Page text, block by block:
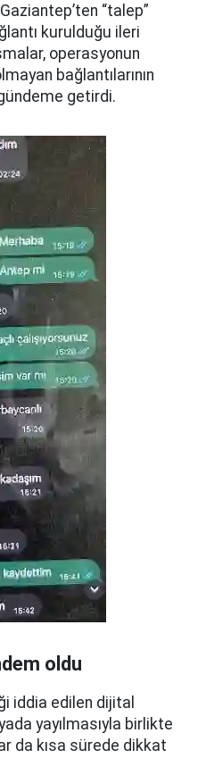
“talep”
kurulduğu ileri
operasyonun
bağlantılarının
getirdi.
oldu
iddia edilen dijital
yayılmasıyla birlikte
da kısa sürede dikkat